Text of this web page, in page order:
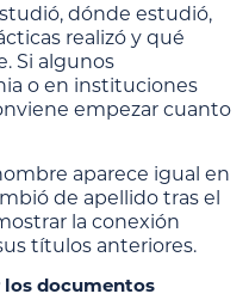
dónde estudió,
realizó y qué
Si algunos
o en instituciones
empezar cuanto
aparece igual en
de apellido tras el
la conexión
títulos anteriores.
los documentos